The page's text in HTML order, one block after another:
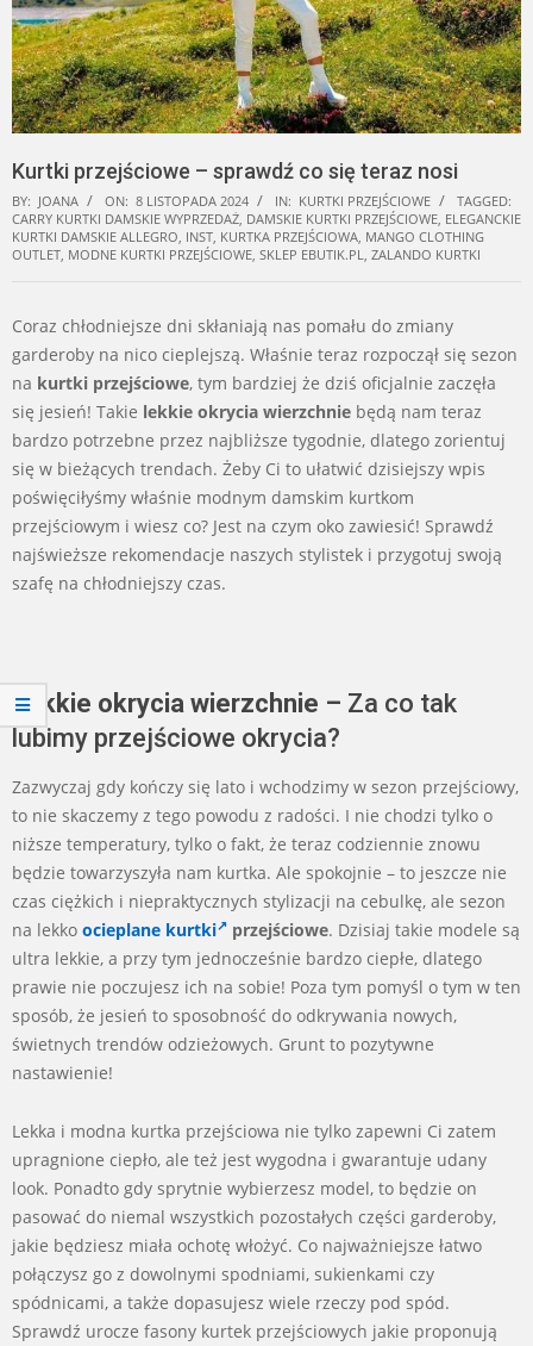
Kurtki przejściowe – sprawdź co się teraz nosi
BY: JOANA ON: 8 LISTOPADA 2024 IN: KURTKI PRZEJŚCIOWE
TAGGED:
CARRY KURTKI DAMSKIE WYPRZEDAŻ, DAMSKIE KURTKI PRZEJŚCIOWE, ELEGANCKIE
KURTKI DAMSKIE ALLEGRO, INST, KURTKA PRZEJŚCIOWA, MANGO CLOTHING
OUTLET, MODNE KURTKI PRZEJŚCIOWE, SKLEP EBUTIK.PL, ZALANDO KURTKI
Coraz chłodniejsze dni skłaniają nas pomału do zmiany
garderoby na nico cieplejszą. Właśnie teraz rozpoczął się sezon
na kurtki przejściowe, tym bardziej że dziś oficjalnie zaczęła
się jesień! Takie lekkie okrycia wierzchnie będą nam teraz
bardzo potrzebne przez najbliższe tygodnie, dlatego zorientuj
się w bieżących trendach. Żeby Ci to ułatwić dzisiejszy wpis
poświęciłyśmy właśnie modnym damskim kurtkom
przejściowym i wiesz co? Jest na czym oko zawiesić! Sprawdź
najświeższe rekomendacje naszych stylistek i przygotuj swoją
szafę na chłodniejszy czas.
Lekkie okrycia wierzchnie – Za co tak
lubimy przejściowe okrycia?
Zazwyczaj gdy kończy się lato i wchodzimy w sezon przejściowy,
to nie skaczemy z tego powodu z radości. I nie chodzi tylko o
niższe temperatury, tylko o fakt, że teraz codziennie znowu
będzie towarzyszyła nam kurtka. Ale spokojnie – to jeszcze nie
czas ciężkich i niepraktycznych stylizacji na cebulkę, ale sezon
na lekko ocieplane kurtki przejściowe. Dzisiaj takie modele są
ultra lekkie, a przy tym jednocześnie bardzo ciepłe, dlatego
prawie nie poczujesz ich na sobie! Poza tym pomyśl o tym w ten
sposób, że jesień to sposobność do odkrywania nowych,
świetnych trendów odzieżowych. Grunt to pozytywne
nastawienie!
Lekka i modna kurtka przejściowa nie tylko zapewni Ci zatem
upragnione ciepło, ale też jest wygodna i gwarantuje udany
look. Ponadto gdy sprytnie wybierzesz model, to będzie on
pasować do niemal wszystkich pozostałych części garderoby,
jakie będziesz miała ochotę włożyć. Co najważniejsze łatwo
połączysz go z dowolnymi spodniami, sukienkami czy
spódnicami, a także dopasujesz wiele rzeczy pod spód.
Sprawdź urocze fasony kurtek przejściowych jakie proponują